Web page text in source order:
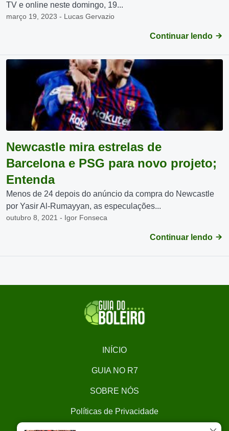
TV e online neste domingo, 19...
março 19, 2023 - Lucas Gervazio
Continuar lendo
Newcastle mira estrelas de
Barcelona e PSG para novo projeto;
Entenda
Menos de 24 depois do anúncio da compra do Newcastle
por Yasir Al-Rumayyan, as especulações...
outubro 8, 2021 - Igor Fonseca
Continuar lendo
INÍCIO
GUIA NO R7
SOBRE NÓS
Políticas de Privacidade